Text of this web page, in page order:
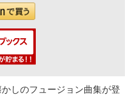
しのフュージョン曲集が登